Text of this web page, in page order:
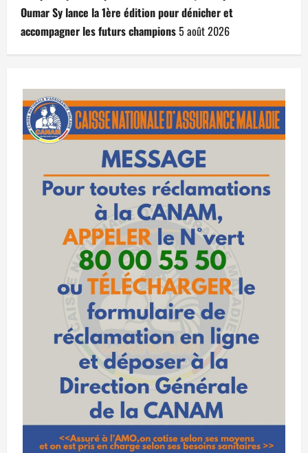
Oumar Sy lance la 1ère édition pour dénicher et
accompagner les futurs champions5 août 2026